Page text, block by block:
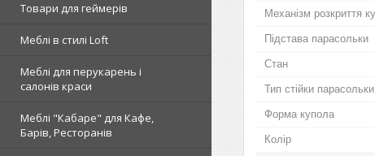
Товари для геймерів
Меблі в стилі Loft
Меблі для перукарень і
салонів краси
Меблі "Кабаре" для Кафе,
Барів, Ресторанів
Механізм розкриття
Підстава парасольки
Стан
Тип стійки парасольки
Форма купола
Колір